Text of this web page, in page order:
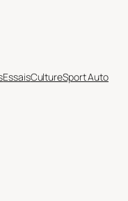
EssaisCultureSport Auto